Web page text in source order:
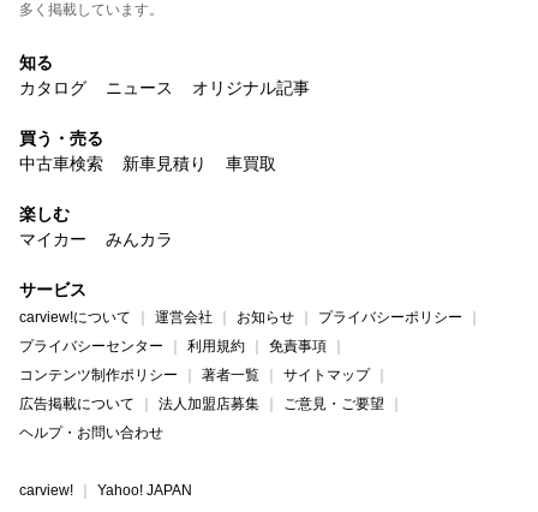
多く掲載しています。
知る
カタログ
ニュース オリジナル記事
買う・売る
中古車検索
新車見積り 車買取
楽しむ
マイカー
みんカラ
サービス
carview!について 運営会社 お知らせ
プライバシーポリシー
プライバシーセンター
利用規約
免責事項
コンテンツ制作ポリシー
著者一覧
サイトマップ
広告掲載について
法人加盟店募集
ご意見・ご要望
ヘルプ・お問い合わせ
carview! Yahoo! JAPAN